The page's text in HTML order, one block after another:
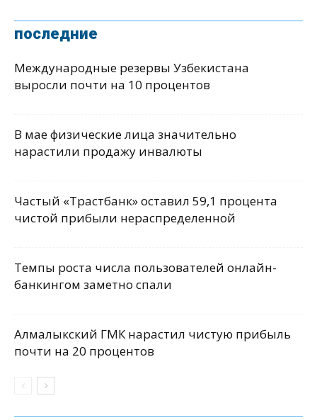
последние
Международные резервы Узбекистана
выросли почти на 10 процентов
В мае физические лица значительно
нарастили продажу инвалюты
Частый «Трастбанк» оставил 59,1 процента
чистой прибыли нераспределенной
Темпы роста числа пользователей онлайн-
банкингом заметно спали
Алмалыкский ГМК нарастил чистую прибыль
почти на 20 процентов